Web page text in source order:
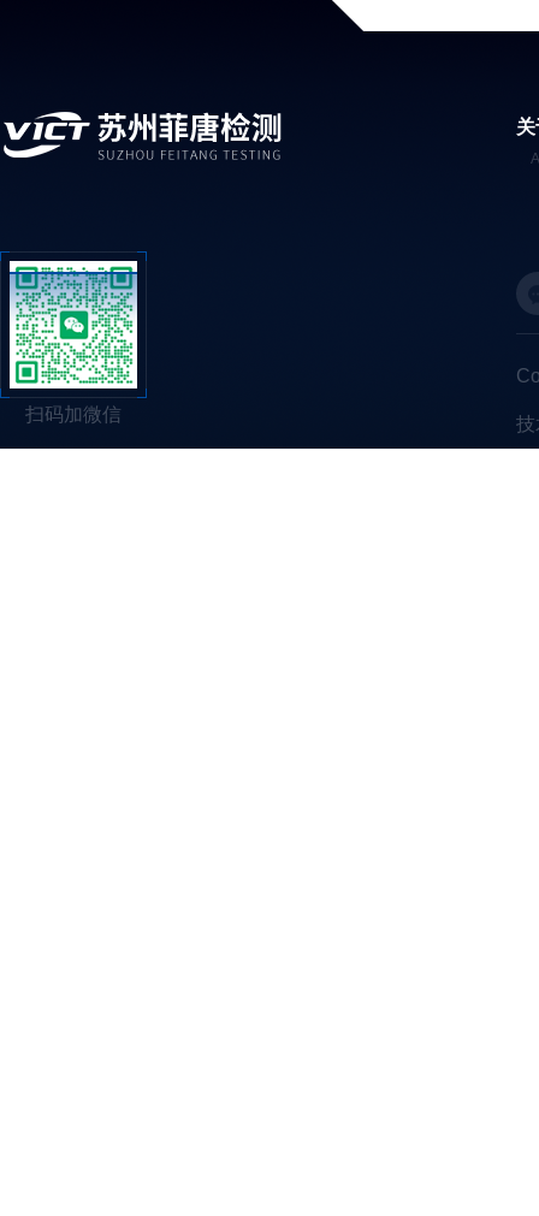
扫码加微信 技